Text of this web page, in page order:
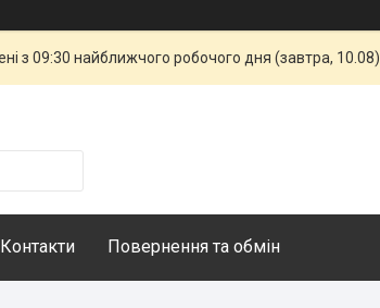
з 09:30 найближчого робочого дня (завтра, 10.08).
Контакти Повернення та обмін